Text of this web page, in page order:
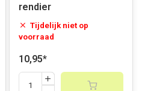
rendier
Tijdelijk niet op
voorraad
10,95*